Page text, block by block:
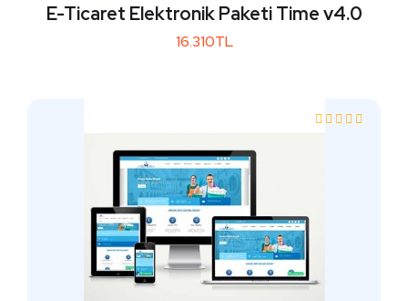
E-Ticaret Elektronik Paketi Time v4.0
16.310TL